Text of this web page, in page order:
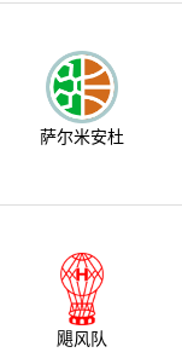
萨尔米安杜
飓风队